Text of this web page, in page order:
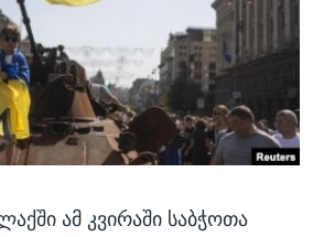
ამ კვირაში საბჭოთა